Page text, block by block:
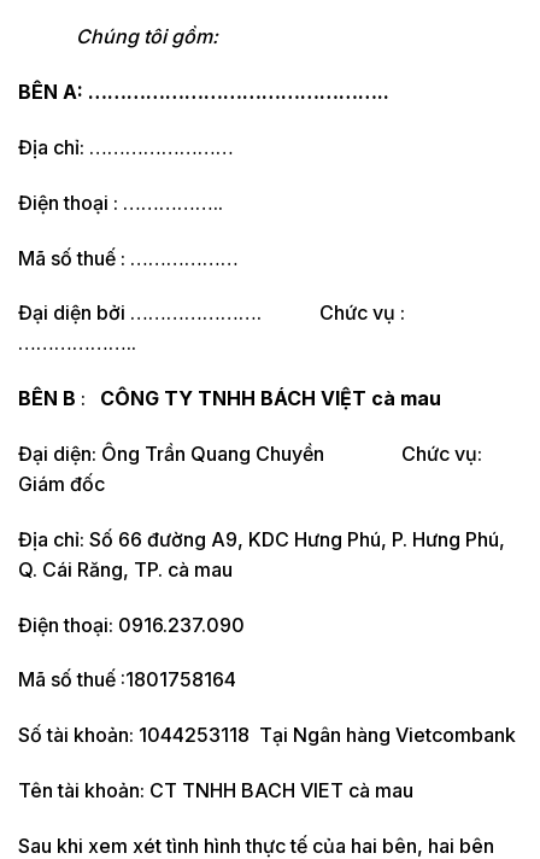
Chúng tôi gồm:
BÊN A: ………………………………………..
Địa chỉ: ……………………
Điện thoại : ……………..
Mã số thuế : ………………
Đại diện bởi …………………. Chức vụ :
………………..
BÊN B : CÔNG TY TNHH BÁCH VIỆT cà mau
Đại diện: Ông Trần Quang Chuyền Chức vụ:
Giám đốc
Địa chỉ: Số 66 đường A9, KDC Hưng Phú, P. Hưng Phú,
Q. Cái Răng, TP. cà mau
Điện thoại: 0916.237.090
Mã số thuế :1801758164
Số tài khoản: 1044253118 Tại Ngân hàng Vietcombank
Tên tài khoản: CT TNHH BACH VIET cà mau
Sau khi xem xét tình hình thực tế của hai bên, hai bên